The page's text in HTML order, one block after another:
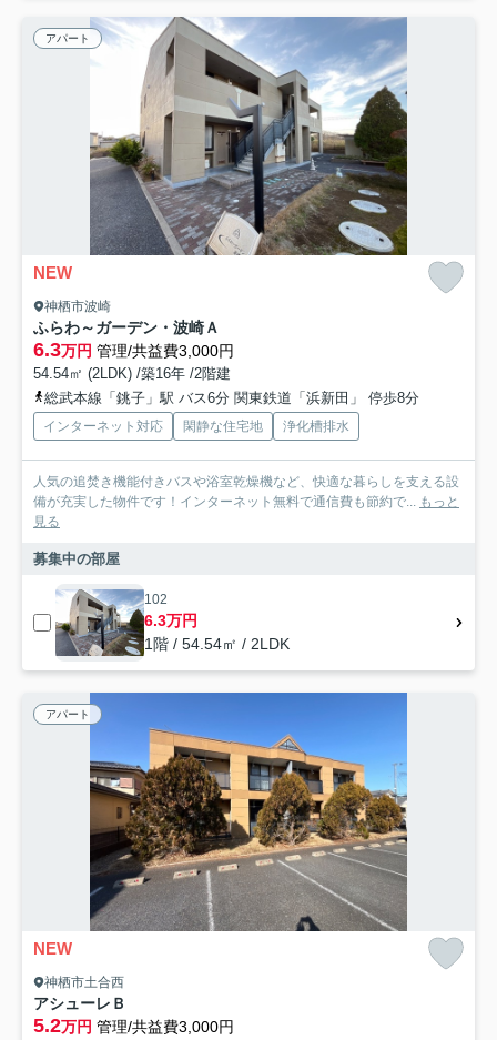
アパート
NEW
神栖市波崎
ふらわ～ガーデン・波崎Ａ
6.3万円 管理/共益費3,000円
54.54㎡ (2LDK) /築16年 /2階建
総武本線「銚子」駅 バス6分 関東鉄道「浜新田」 停歩8分
インターネット対応 閑静な住宅地 浄化槽排水
人気の追焚き機能付きバスや浴室乾燥機など、快適な暮らしを支える設
備が充実した物件です！インターネット無料で通信費も節約で... もっと
見る
募集中の部屋
102
6.3万円
1階 / 54.54㎡ / 2LDK
アパート
NEW
神栖市土合西
アシューレＢ
5.2万円 管理/共益費3,000円